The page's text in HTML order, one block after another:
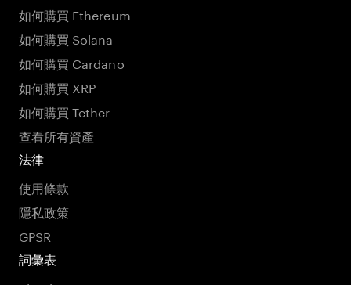
如何購買 Ethereum
如何購買 Solana
如何購買 Cardano
如何購買 XRP
如何購買 Tether
查看所有資產
法律
使用條款
隱私政策
GPSR
詞彙表